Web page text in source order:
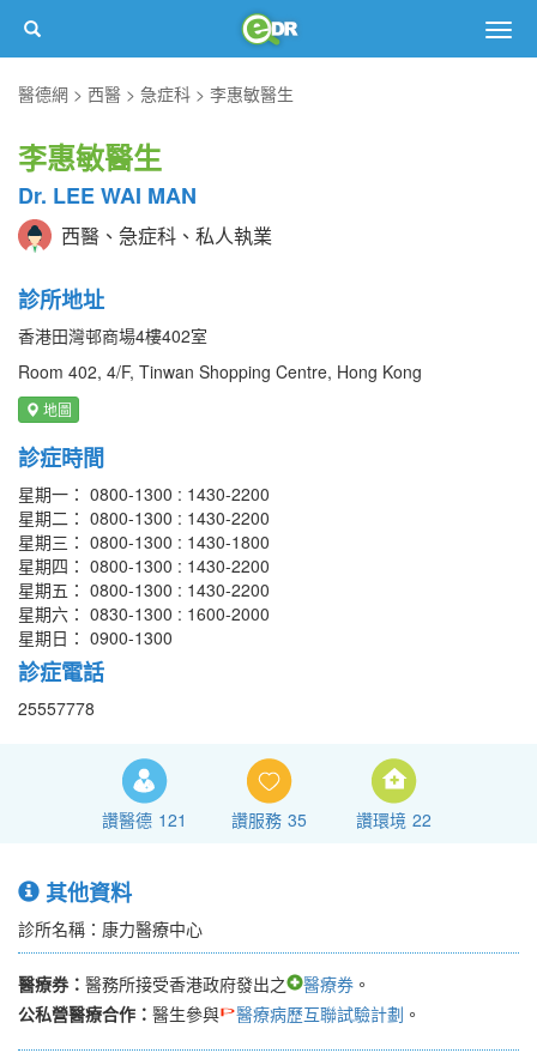
醫德網
西醫 急症科 李惠敏醫生
李惠敏醫生
Dr. LEE WAI MAN
西醫、急症科、私人執業
診所地址
香港田灣邨商場4樓402室
Room 402, 4/F, Tinwan Shopping Centre, Hong Kong
地圖
診症時間
星期一： 0800-1300 : 1430-2200
星期二： 0800-1300 : 1430-2200
星期三： 0800-1300 : 1430-1800
星期四： 0800-1300 : 1430-2200
星期五： 0800-1300 : 1430-2200
星期六： 0830-1300 : 1600-2000
星期日： 0900-1300
診症電話
25557778
讚醫德 121 讚服務 35 讚環境 22
其他資料
診所名稱：康力醫療中心
醫療券： 醫務所接受香港政府發出之 醫療券 。
公私營醫療合作： 醫生參與 醫療病歷互聯試驗計劃 。